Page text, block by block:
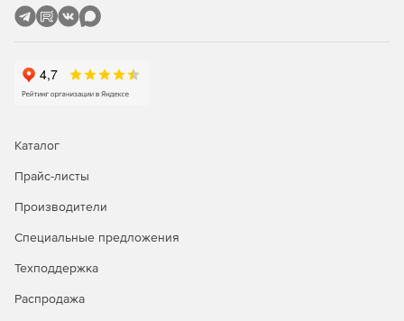
Каталог
Прайс-листы
Производители
Специальные предложения
Техподдержка
Распродажа